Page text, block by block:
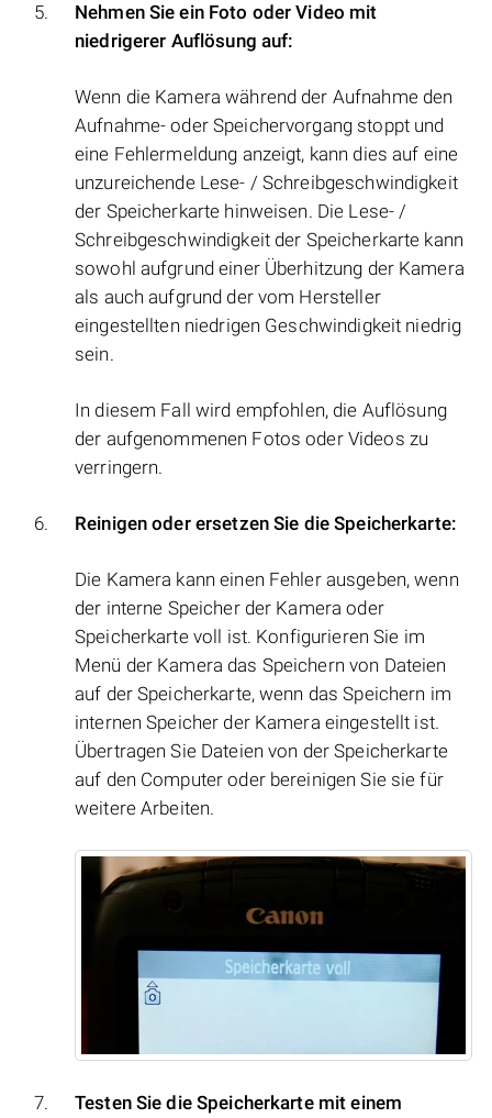
Nehmen Sie ein Foto oder Video mit
niedrigerer Auflösung auf:
Wenn die Kamera während der Aufnahme den
Aufnahme- oder Speichervorgang stoppt und
eine Fehlermeldung anzeigt, kann dies auf eine
unzureichende Lese- / Schreibgeschwindigkeit
der Speicherkarte hinweisen. Die Lese- /
Schreibgeschwindigkeit der Speicherkarte kann
sowohl aufgrund einer Überhitzung der Kamera
als auch aufgrund der vom Hersteller
eingestellten niedrigen Geschwindigkeit niedrig
sein.
In diesem Fall wird empfohlen, die Auflösung
der aufgenommenen Fotos oder Videos zu
verringern.
Reinigen oder ersetzen Sie die Speicherkarte:
Die Kamera kann einen Fehler ausgeben, wenn
der interne Speicher der Kamera oder
Speicherkarte voll ist. Konfigurieren Sie im
Menü der Kamera das Speichern von Dateien
auf der Speicherkarte, wenn das Speichern im
internen Speicher der Kamera eingestellt ist.
Übertragen Sie Dateien von der Speicherkarte
auf den Computer oder bereinigen Sie sie für
weitere Arbeiten.
Testen Sie die Speicherkarte mit einem